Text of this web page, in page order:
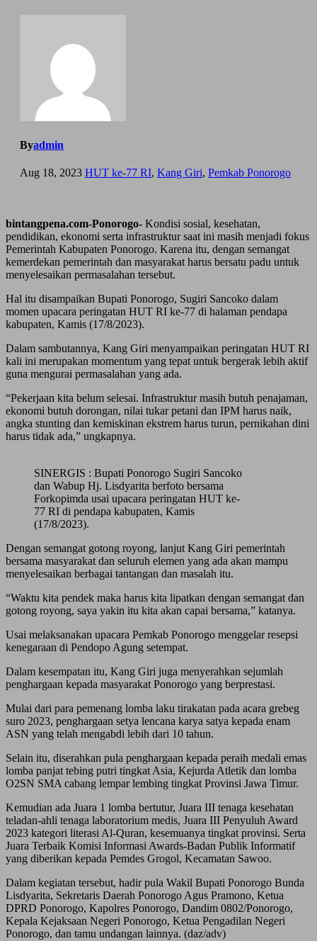
Byadmin
Aug 18, 2023 HUT ke-77 RI, Kang Giri, Pemkab Ponorogo
bintangpena.com-Ponorogo- Kondisi sosial, kesehatan,
pendidikan, ekonomi serta infrastruktur saat ini masih menjadi fokus
Pemerintah Kabupaten Ponorogo. Karena itu, dengan semangat
kemerdekan pemerintah dan masyarakat harus bersatu padu untuk
menyelesaikan permasalahan tersebut.
Hal itu disampaikan Bupati Ponorogo, Sugiri Sancoko dalam
momen upacara peringatan HUT RI ke-77 di halaman pendapa
kabupaten, Kamis (17/8/2023).
Dalam sambutannya, Kang Giri menyampaikan peringatan HUT RI
kali ini merupakan momentum yang tepat untuk bergerak lebih aktif
guna mengurai permasalahan yang ada.
“Pekerjaan kita belum selesai. Infrastruktur masih butuh penajaman,
ekonomi butuh dorongan, nilai tukar petani dan IPM harus naik,
angka stunting dan kemiskinan ekstrem harus turun, pernikahan dini
harus tidak ada,” ungkapnya.
SINERGIS : Bupati Ponorogo Sugiri Sancoko
dan Wabup Hj. Lisdyarita berfoto bersama
Forkopimda usai upacara peringatan HUT ke-
77 RI di pendapa kabupaten, Kamis
(17/8/2023).
Dengan semangat gotong royong, lanjut Kang Giri pemerintah
bersama masyarakat dan seluruh elemen yang ada akan mampu
menyelesaikan berbagai tantangan dan masalah itu.
“Waktu kita pendek maka harus kita lipatkan dengan semangat dan
gotong royong, saya yakin itu kita akan capai bersama,” katanya.
Usai melaksanakan upacara Pemkab Ponorogo menggelar resepsi
kenegaraan di Pendopo Agung setempat.
Dalam kesempatan itu, Kang Giri juga menyerahkan sejumlah
penghargaan kepada masyarakat Ponorogo yang berprestasi.
Mulai dari para pemenang lomba laku tirakatan pada acara grebeg
suro 2023, penghargaan setya lencana karya satya kepada enam
ASN yang telah mengabdi lebih dari 10 tahun.
Selain itu, diserahkan pula penghargaan kepada peraih medali emas
lomba panjat tebing putri tingkat Asia, Kejurda Atletik dan lomba
O2SN SMA cabang lempar lembing tingkat Provinsi Jawa Timur.
Kemudian ada Juara 1 lomba bertutur, Juara III tenaga kesehatan
teladan-ahli tenaga laboratorium medis, Juara III Penyuluh Award
2023 kategori literasi Al-Quran, kesemuanya tingkat provinsi. Serta
Juara Terbaik Komisi Informasi Awards-Badan Publik Informatif
yang diberikan kepada Pemdes Grogol, Kecamatan Sawoo.
Dalam kegiatan tersebut, hadir pula Wakil Bupati Ponorogo Bunda
Lisdyarita, Sekretaris Daerah Ponorogo Agus Pramono, Ketua
DPRD Ponorogo, Kapolres Ponorogo, Dandim 0802/Ponorogo,
Kepala Kejaksaan Negeri Ponorogo, Ketua Pengadilan Negeri
Ponorogo, dan tamu undangan lainnya. (daz/adv)